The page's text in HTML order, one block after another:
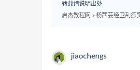
转载请说明出处
启杰教程网 »
jiaochengs